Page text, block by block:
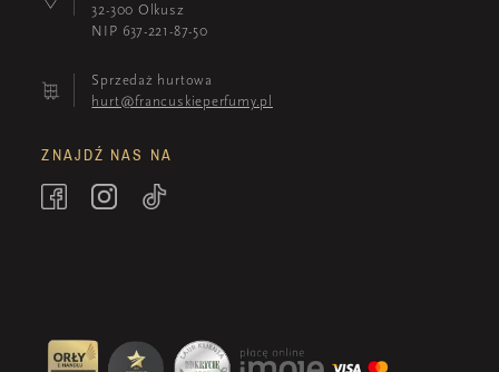
32-300 Olkusz
NIP 637-221-87-50
Sprzedaż hurtowa
hurt@francuskieperfumy.pl
ZNAJDŹ NAS NA